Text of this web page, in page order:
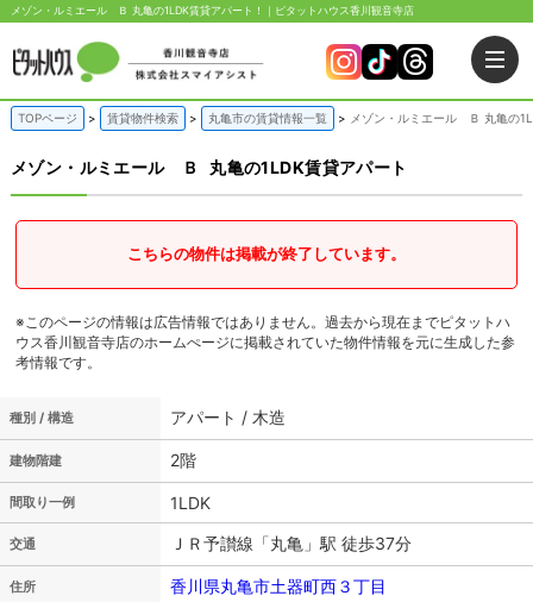
メゾン・ルミエール Ｂ 丸亀の1LDK賃貸アパート！｜ピタットハウス香川観音寺店
TOPページ 賃貸物件検索 丸亀市の賃貸情報一覧 メゾン・ルミエール Ｂ 丸亀の
メゾン・ルミエール Ｂ 丸亀の1LDK賃貸アパート
こちらの物件は掲載が終了しています。
※このページの情報は広告情報ではありません。過去から現在までピタットハ
ウス香川観音寺店のホームぺージに掲載されていた物件情報を元に生成した参
考情報です。
種別 / 構造 アパート / 木造
建物階建 2階
間取り一例 1LDK
交通 ＪＲ予讃線「丸亀」駅 徒歩37分
住所 香川県丸亀市土器町西３丁目